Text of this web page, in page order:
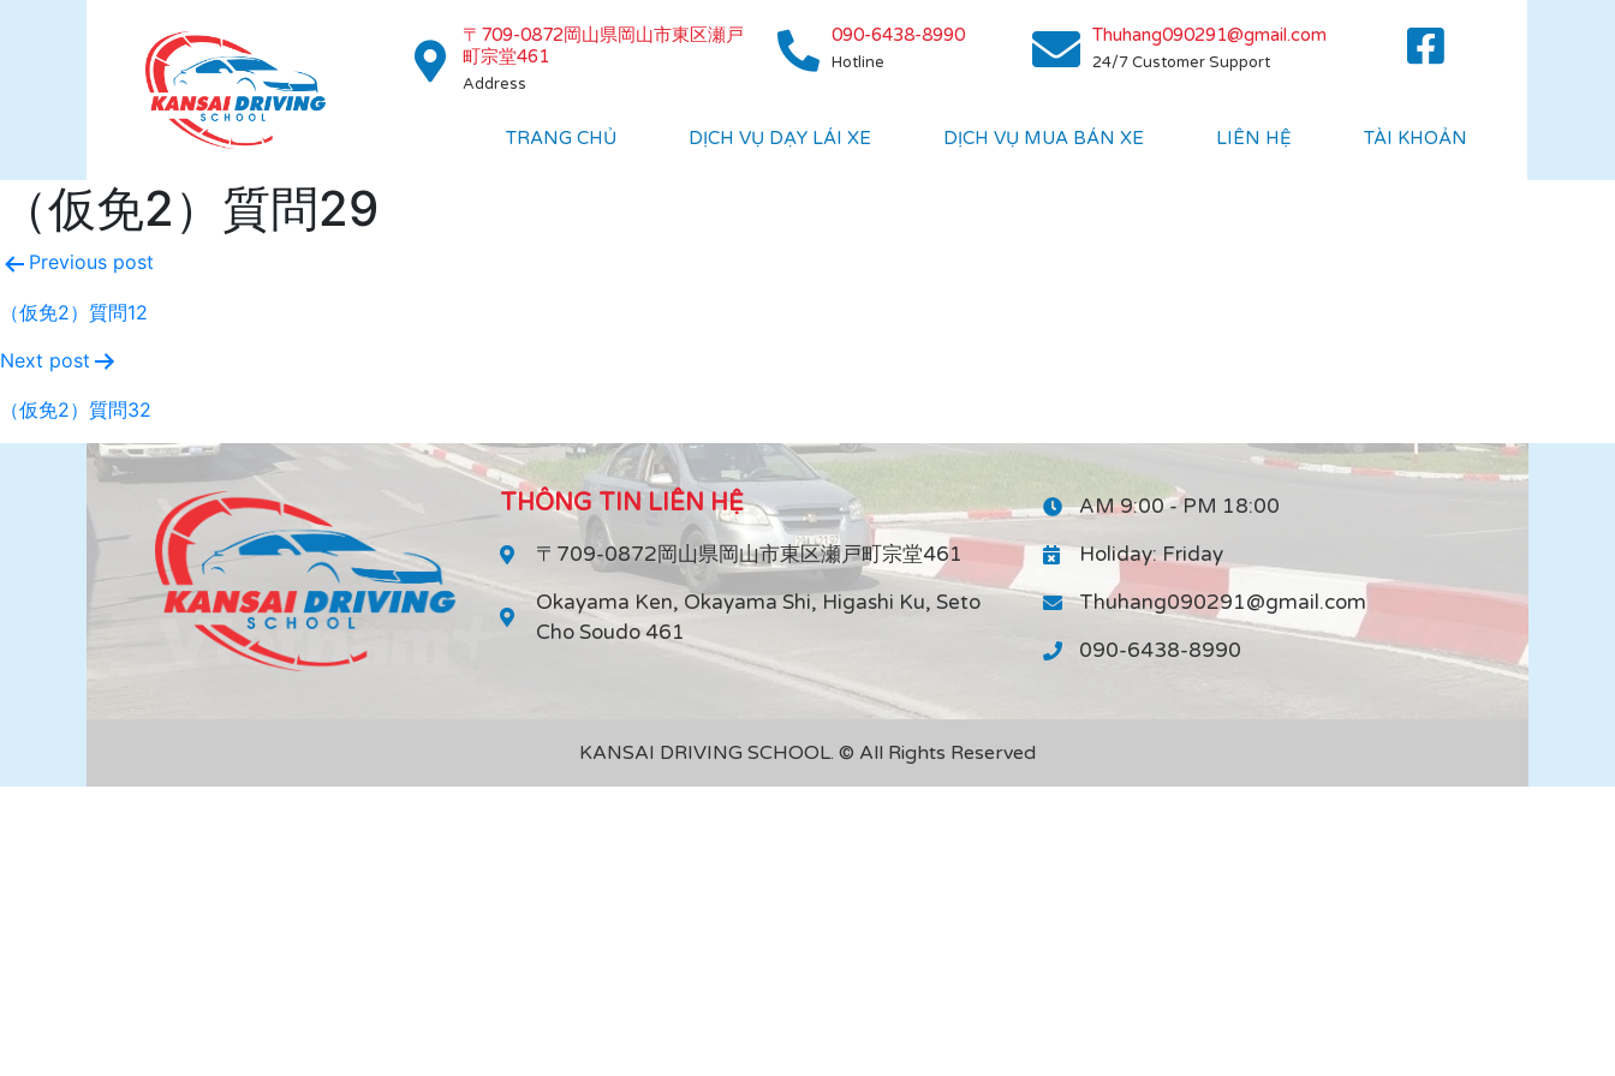
〒709-0872岡山県岡山市東区瀬戸
町宗堂461
Address
090-6438-8990
Hotline
Thuhang090291@gmail.com
24/7 Customer Support
TRANG CHỦ DỊCH VỤ DẠY LÁI XE DỊCH VỤ MUA BÁN XE LIÊN HỆ TÀI KHOẢN
（仮免2）質問29
Previous post
（仮免2）質問12
Next post
（仮免2）質問32
THÔNG TIN LIÊN HỆ
〒709-0872岡山県岡山市東区瀬戸町宗堂461
Okayama Ken, Okayama Shi, Higashi Ku, Seto
Cho Soudo 461
AM 9:00 - PM 18:00
Holiday: Friday
Thuhang090291@gmail.com
090-6438-8990
KANSAI DRIVING SCHOOL. © All Rights Reserved